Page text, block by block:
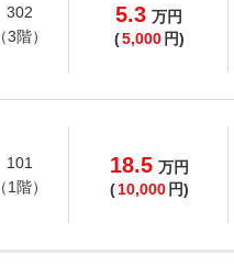
302
（3階）
5.3 万円
(5,000 円)
101
（1階）
18.5 万円
( 10,000 円)